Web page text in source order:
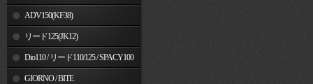
ADV150(KF38)
リード125(JK12)
Dio110 / リード110/125 / SPACY100
GIORNO / BITE